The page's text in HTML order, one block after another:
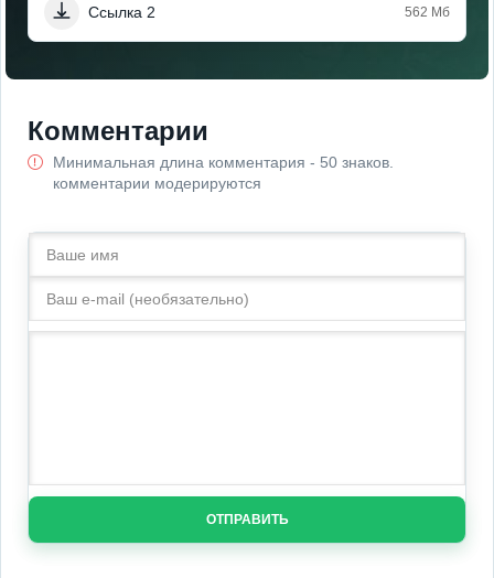
Ссылка 2 562 Мб
Комментарии
Минимальная длина комментария - 50 знаков.
комментарии модерируются
ОТПРАВИТЬ